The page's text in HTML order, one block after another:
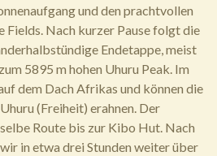
und den prachtvollen
Nach kurzer Pause folgt die
Endetappe, meist
5895 m hohen Uhuru Peak. Im
dem Dach Afrikas und können die
(Freiheit) erahnen. Der
Route bis zur Kibo Hut. Nach
in etwa drei Stunden weiter über